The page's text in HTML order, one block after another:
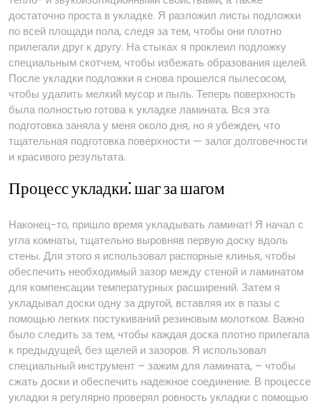
достаточно проста в укладке. Я разложил листы подложки
по всей площади пола, следя за тем, чтобы они плотно
прилегали друг к другу. На стыках я проклеил подложку
специальным скотчем, чтобы избежать образования щелей.
После укладки подложки я снова прошелся пылесосом,
чтобы удалить мелкий мусор и пыль. Теперь поверхность
была полностью готова к укладке ламината. Вся эта
подготовка заняла у меня около дня, но я убежден, что
тщательная подготовка поверхности — залог долговечности
и красивого результата.
Процесс укладки⁚ шаг за шагом
Наконец-то, пришло время укладывать ламинат! Я начал с
угла комнаты, тщательно выровняв первую доску вдоль
стены. Для этого я использовал распорные клинья, чтобы
обеспечить необходимый зазор между стеной и ламинатом
для компенсации температурных расширений. Затем я
укладывал доски одну за другой, вставляя их в пазы с
помощью легких постукиваний резиновым молотком. Важно
было следить за тем, чтобы каждая доска плотно прилегала
к предыдущей, без щелей и зазоров. Я использовал
специальный инструмент – зажим для ламината, – чтобы
сжать доски и обеспечить надежное соединение. В процессе
укладки я регулярно проверял ровность укладки с помощью